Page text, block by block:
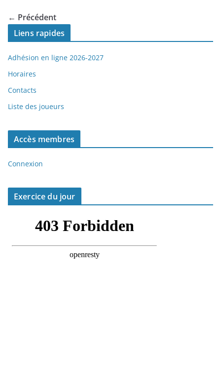
← Précédent
Liens rapides
Adhésion en ligne 2026-2027
Horaires
Contacts
Liste des joueurs
Accès membres
Connexion
Exercice du jour